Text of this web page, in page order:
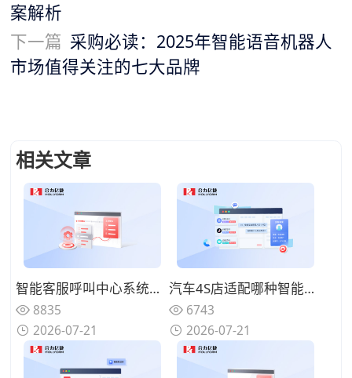
案解析
下一篇 采购必读：2025年智能语音机器人
市场值得关注的七大品牌
相关文章
智能客服呼叫中心系统如何减少人工坐席压力？过滤重复性咨询问题
8835
2026-07-21
汽车4S店适配哪种智能客服呼叫中心系统？处理保养维修咨询来电
6743
2026-07-21